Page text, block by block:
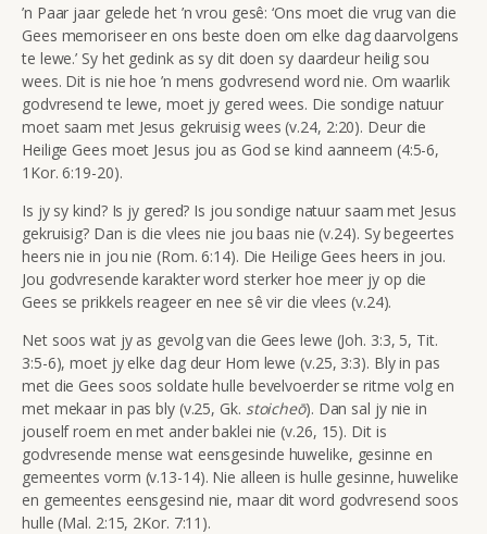
’n Paar jaar gelede het ’n vrou gesê: ‘Ons moet die vrug van die
Gees memoriseer en ons beste doen om elke dag daarvolgens
te lewe.’ Sy het gedink as sy dit doen sy daardeur heilig sou
wees. Dit is nie hoe ’n mens godvresend word nie. Om waarlik
godvresend te lewe, moet jy gered wees. Die sondige natuur
moet saam met Jesus gekruisig wees (v.24, 2:20). Deur die
Heilige Gees moet Jesus jou as God se kind aanneem (4:5-6,
1Kor. 6:19-20).
Is jy sy kind? Is jy gered? Is jou sondige natuur saam met Jesus
gekruisig? Dan is die vlees nie jou baas nie (v.24). Sy begeertes
heers nie in jou nie (Rom. 6:14). Die Heilige Gees heers in jou.
Jou godvresende karakter word sterker hoe meer jy op die
Gees se prikkels reageer en nee sê vir die vlees (v.24).
Net soos wat jy as gevolg van die Gees lewe (Joh. 3:3, 5, Tit.
3:5-6), moet jy elke dag deur Hom lewe (v.25, 3:3). Bly in pas
met die Gees soos soldate hulle bevelvoerder se ritme volg en
met mekaar in pas bly (v.25, Gk. stoicheō). Dan sal jy nie in
jouself roem en met ander baklei nie (v.26, 15). Dit is
godvresende mense wat eensgesinde huwelike, gesinne en
gemeentes vorm (v.13-14). Nie alleen is hulle gesinne, huwelike
en gemeentes eensgesind nie, maar dit word godvresend soos
hulle (Mal. 2:15, 2Kor. 7:11).